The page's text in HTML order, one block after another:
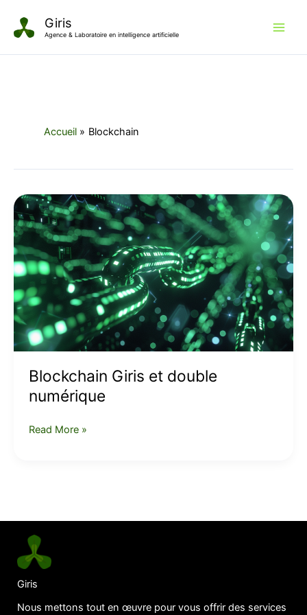
contenu
Giris
Agence & Laboratoire en intelligence artificielle
Accueil Blockchain
Blockchain Giris et double
numérique
Blockchain
Giris
et
double
numérique
Read More »
Giris
Nous mettons tout en œuvre pour vous offrir des services